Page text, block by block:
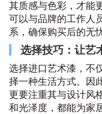
其质感与色彩，才能
可以与品牌的工作人
系，确保购买后的无
选择技巧：让艺
选择进口艺术漆，不
择一种生活方式。因
更要注重其与设计风
和光泽度，都能为家